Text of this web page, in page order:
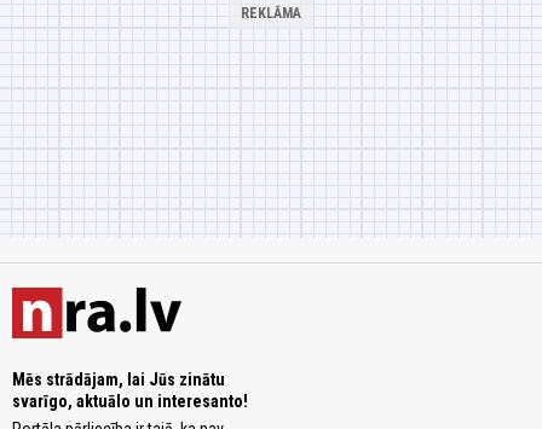
Mēs strādājam, lai Jūs zinātu
svarīgo, aktuālo un interesanto!